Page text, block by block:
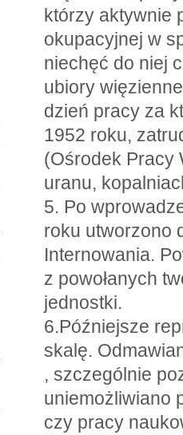
którzy aktywnie
okupacyjnej w
niechęć do niej
ubiory
dzień pracy za
1952 roku,
(Ośrodek Pracy
uranu,
5. Po
roku utworzono
Internowania.
z powołanych
jednostki.
6.Późniejsze
skalę.
, szczególnie
uniemożliwiano
czy pracy